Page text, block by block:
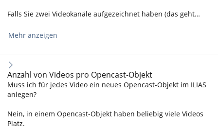
Falls Sie zwei Videokanäle aufgezeichnet haben (das geht…
Mehr anzeigen
Anzahl von Videos pro Opencast-Objekt
Muss ich für jedes Video ein neues Opencast-Objekt im ILIAS
anlegen?
Nein, in einem Opencast-Objekt haben beliebig viele Videos
Platz.